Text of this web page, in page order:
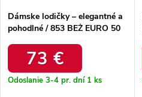
Dámske lodičky – elegantné a
pohodlné / 853 BEŻ EURO 50
73 €
Odoslanie 3-4 pr. dní 1 ks